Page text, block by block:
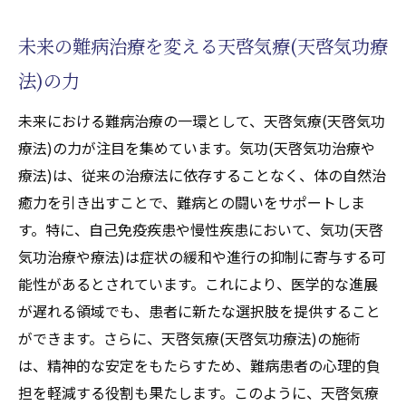
難病に対する天啓気療院(天啓気功治療院)の
たす重要な役割
天啓気療(天啓気功療法)による難病患者への
支援
難病治療における気功天啓気療(天啓気功療
法)の効果と限界
天啓天啓気療(天啓気功療法)が難病治療に貢
献する方法
気功天啓気療(天啓気功療法)が難病患者に提
供する新たな選択肢
心と体のバランスを整える天啓気功治療
未来の難病治療を変える天啓気療(天啓気功療
法)の力
未来における難病治療の一環として、天啓気療(天啓気功
療法)の力が注目を集めています。気功(天啓気功治療や
療法)は、従来の治療法に依存することなく、体の自然治
癒力を引き出すことで、難病との闘いをサポートしま
す。特に、自己免疫疾患や慢性疾患において、気功(天啓
気功治療や療法)は症状の緩和や進行の抑制に寄与する可
能性があるとされています。これにより、医学的な進展
が遅れる領域でも、患者に新たな選択肢を提供すること
ができます。さらに、天啓気療(天啓気功療法)の施術
は、精神的な安定をもたらすため、難病患者の心理的負
担を軽減する役割も果たします。このように、天啓気療